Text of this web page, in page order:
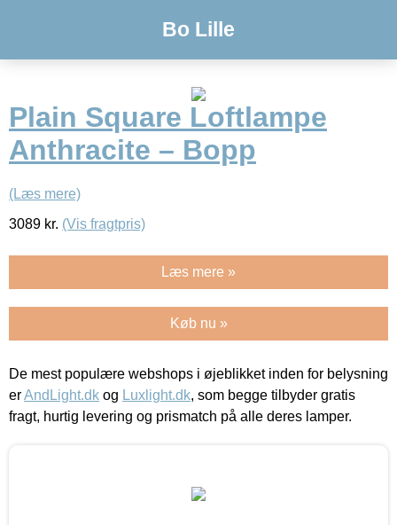
Bo Lille
Plain Square Loftlampe
Anthracite – Bopp
(Læs mere)
3089 kr. (Vis fragtpris)
Læs mere »
Køb nu »
De mest populære webshops i øjeblikket inden for belysning
erAndLight.dk og Luxlight.dk, som begge tilbyder gratis
fragt, hurtig levering og prismatch på alle deres lamper.